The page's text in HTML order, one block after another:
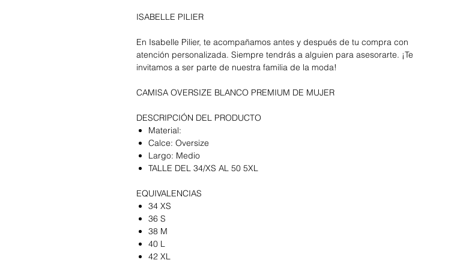
ISABELLE PILIER
En Isabelle Pilier, te acompañamos antes y después de tu compra con
atención personalizada. Siempre tendrás a alguien para asesorarte. ¡Te
invitamos a ser parte de nuestra familia de la moda!
CAMISA OVERSIZE BLANCO PREMIUM DE MUJER
DESCRIPCIÓN DEL PRODUCTO
Material:
Calce: Oversize
Largo: Medio
TALLE DEL 34/XS AL 50 5XL
EQUIVALENCIAS
34 XS
36 S
38 M
40 L
42 XL